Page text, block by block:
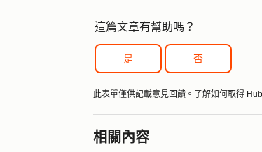
這篇文章有幫助嗎？
是 否
此表單僅供記載意見回饋。 了解如何取得
相關內容